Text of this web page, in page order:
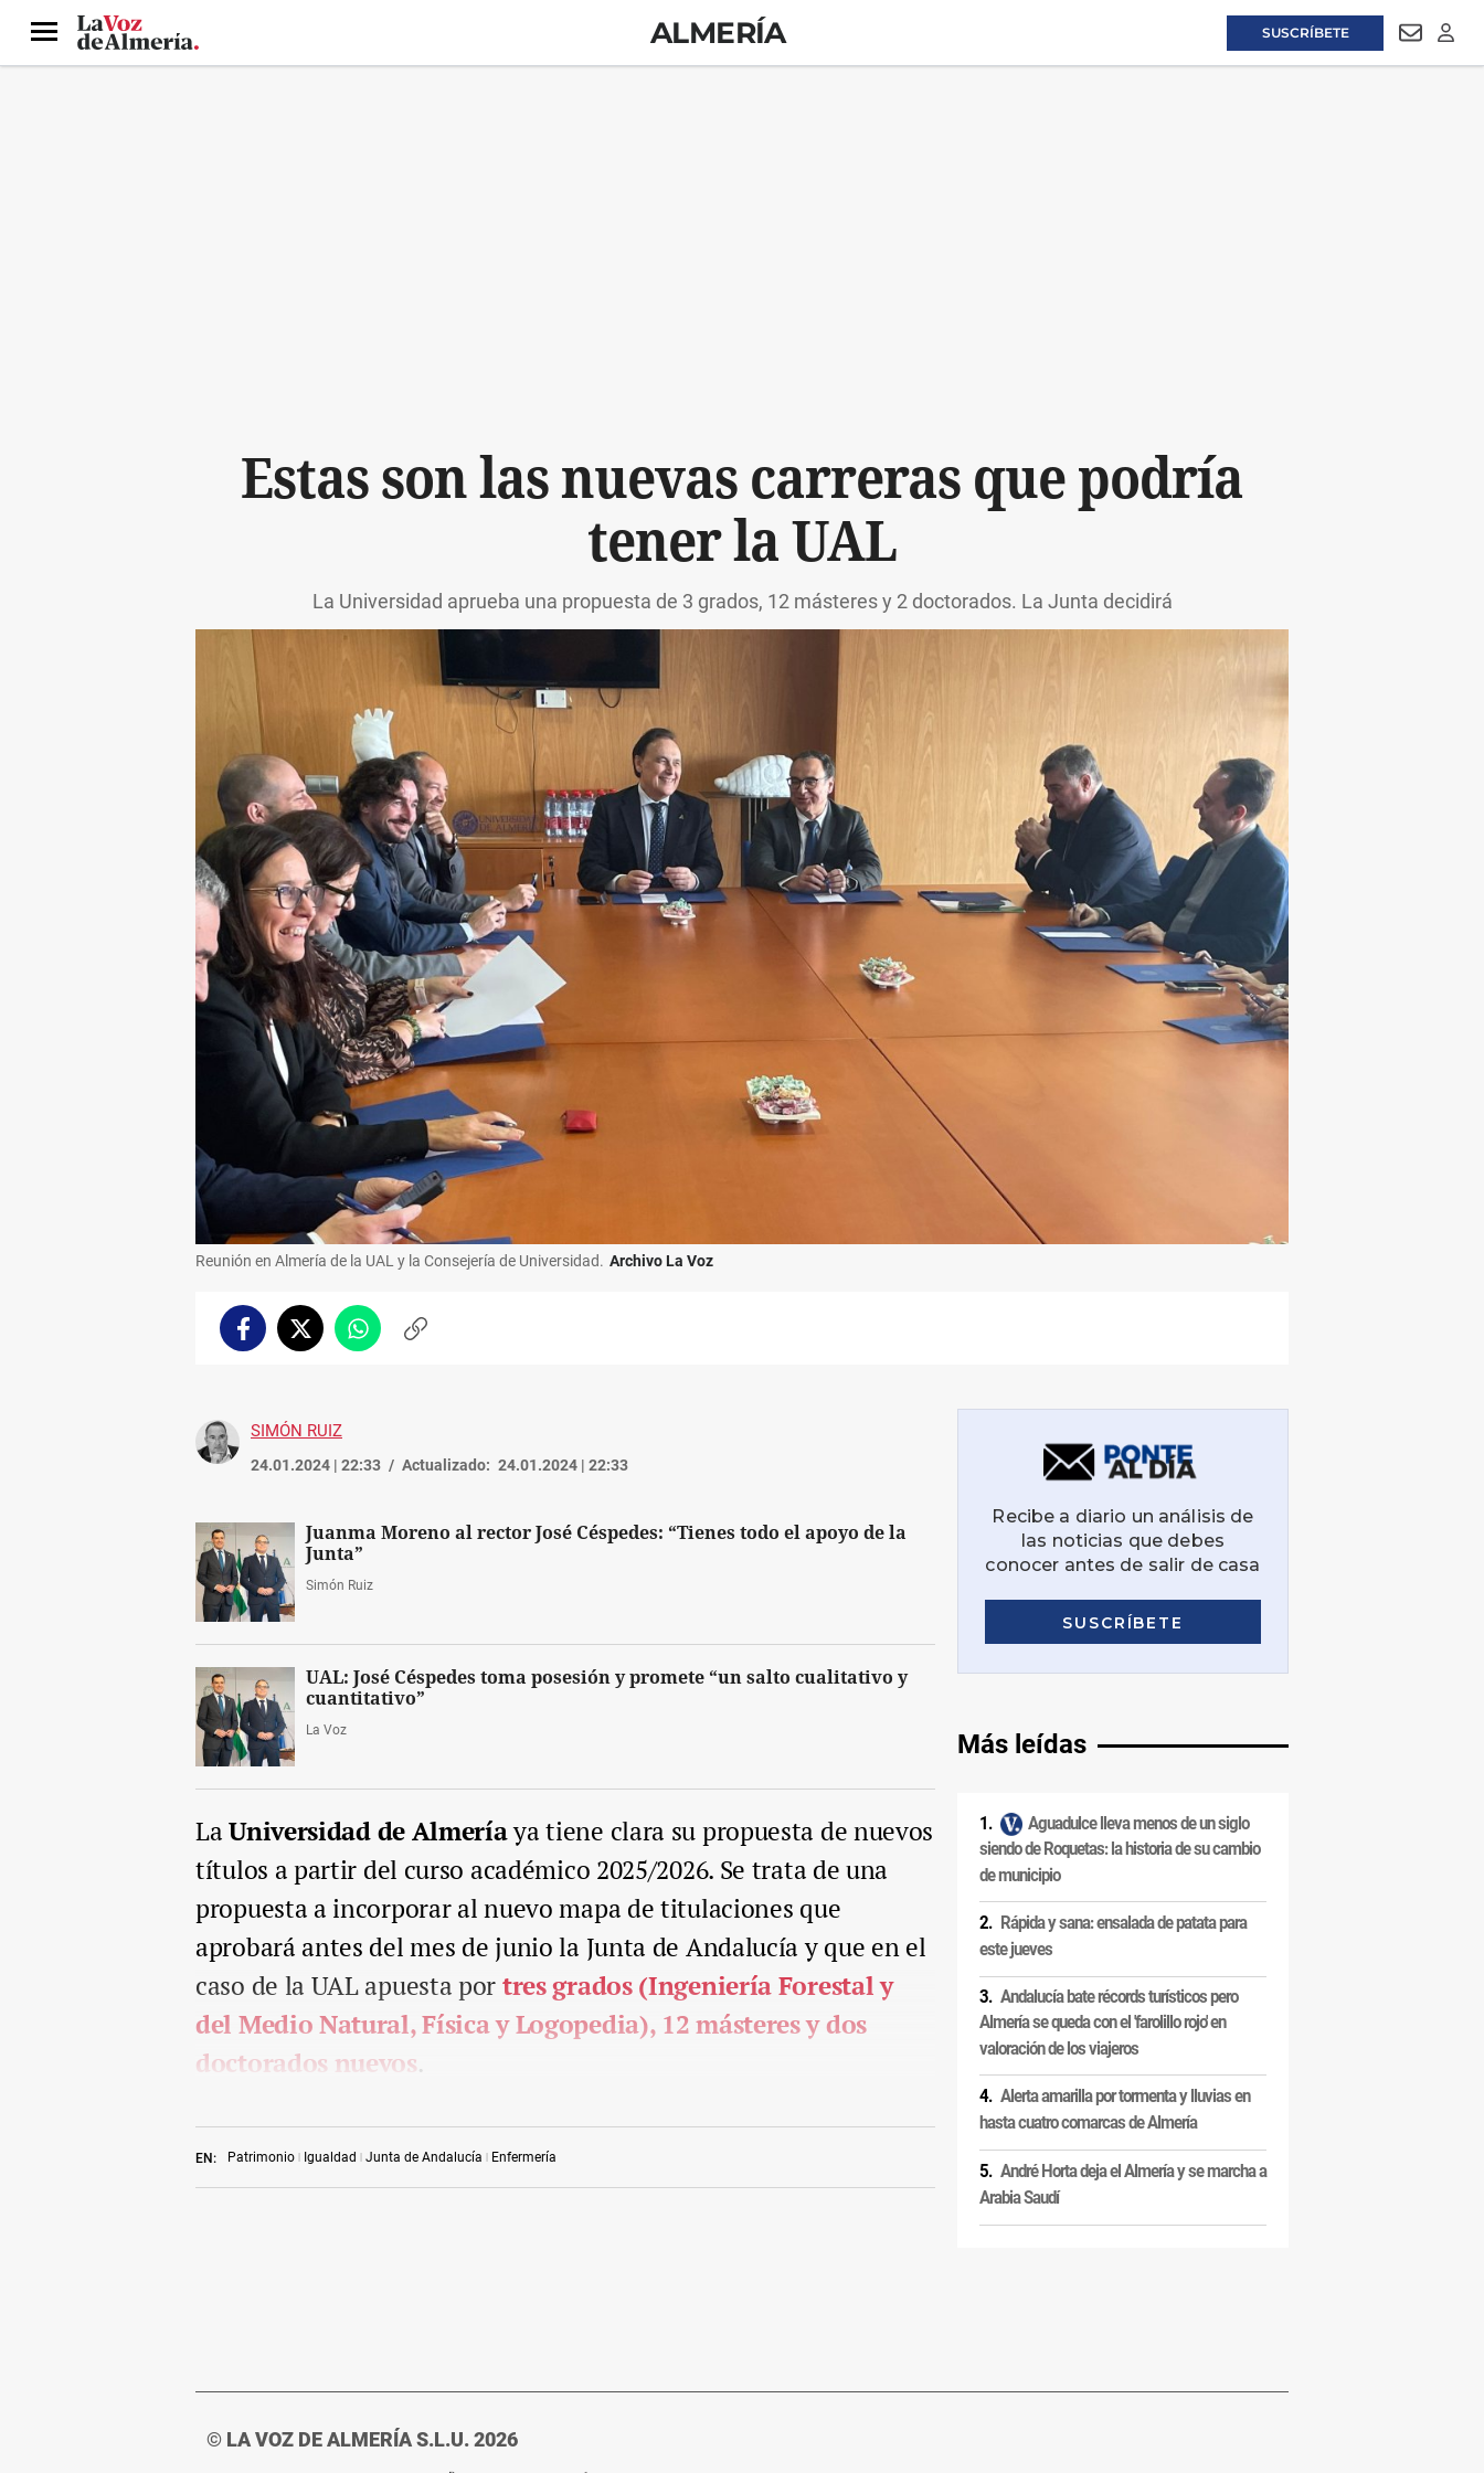
SUSCRÍBETE
Menú ALMERÍA
Estas son las nuevas carreras que podría
tener la UAL
La Universidad aprueba una propuesta de 3 grados, 12 másteres y 2 doctorados. La Junta decidirá
Reunión en Almería de la UAL y la Consejería de Universidad. Archivo La Voz
FacebookTwitterWhatsappCopiar
SIMÓN RUIZ
24.01.2024 | 22:33 Actualizado: 24.01.2024 | 22:33
EN: Patrimonio Igualdad Junta de Andalucía Enfermería
Juanma Moreno al rector José Céspedes: “Tienes todo el apoyo de la
Junta”
Simón Ruiz
UAL: José Céspedes toma posesión y promete “un salto cualitativo y
cuantitativo”
La Voz
LaUniversidad de Almeríaya tiene clara su propuesta de nuevos
títulos a partir del curso académico 2025/2026. Se trata de una
propuesta a incorporar al nuevo mapa de titulaciones que
aprobará antes del mes de junio la Junta de Andalucía y que en el
caso de la UAL apuesta portres grados (Ingeniería Forestal y
del Medio Natural, Física y Logopedia), 12 másteres y dos
doctorados nuevos.
Más leídas
Aguadulce lleva menos de un siglo
siendo de Roquetas: la historia de su cambio
de municipio
Rápida y sana: ensalada de patata para
este jueves
Andalucía bate récords turísticos pero
Almería se queda con el 'farolillo rojo' en
valoración de los viajeros
Alerta amarilla por tormenta y lluvias en
hasta cuatro comarcas de Almería
André Horta deja el Almería y se marcha a
Arabia Saudí
© LA VOZ DE ALMERÍA S.L.U. 2026